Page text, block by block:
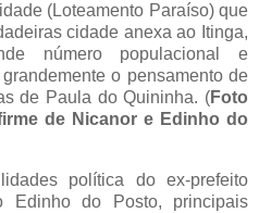
(Loteamento Paraíso) que
cidade anexa ao Itinga,
número populacional e
o pensamento de
de Paula do Quininha. (Foto
de Nicanor e Edinho do
política do ex-prefeito
Edinho do Posto, principais